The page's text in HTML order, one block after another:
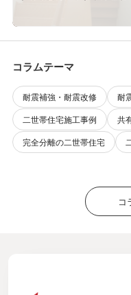
コラムテーマ
耐震補強・耐震改修 耐
二世帯住宅施工事例
共
完全分離の二世帯住宅
コ